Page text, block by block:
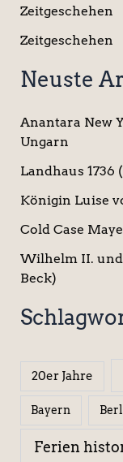
Zeitgeschehen
Zeitgeschehen
Neuste
Anantara New
Ungarn
Landhaus
Königin Luise
Cold Case
Wilhelm II. und
Beck)
20er Jahre
Bayern
Ferien